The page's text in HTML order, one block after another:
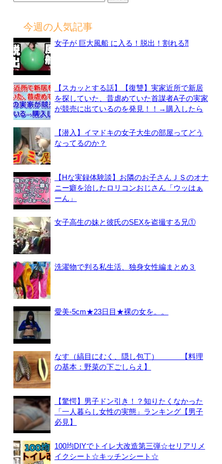
今週の人気記事
女子が 巨大風船 に入る！脱出！割れる⁈
【スカッとする話】【復讐】実家近所で新居
を探していた、昔虐めていた首謀者A子の実家
が競売に出ているのを発見！！→購入したら
【潜入】イマドキの女子大生の部屋ってどう
なってるのか？
【Hな実録体験談】お隣のお子さんＪＳのオナ
ニー癖を治したロリコンおじさん「ウッはぁ
ーん」
女子高生の妹と彼氏のSEXを盗撮する兄①
洗濯物で判る私生活、独身女性編まとめ３
愛美-5cm★23日目★裸の女を。。
なす（縞目にむく、隠し包丁） 【料理
の基本：野菜の下ごしらえ】
【驚愕】男子ドン引き！？知りたくなかった
「一人暮らし女性の実態」ランキング【男子
必見】
100均DIYでトイレ大改造第三弾☆セリアリメ
イクシート☆キッチンシート☆